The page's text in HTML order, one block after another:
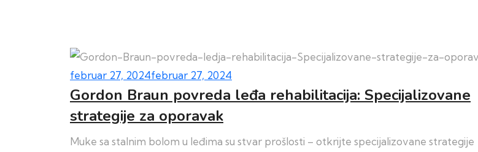
februar 27, 2024februar 27, 2024
Gordon Braun povreda leđa rehabilitacija: Specijalizovane
strategije za oporavak
Muke sa stalnim bolom u leđima su stvar prošlosti – otkrijte specijalizovane strategije